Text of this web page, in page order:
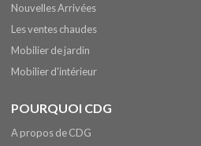
Nouvelles Arrivées
Les ventes chaudes
Mobilier de jardin
Mobilier d'intérieur
POURQUOI CDG
A propos de CDG